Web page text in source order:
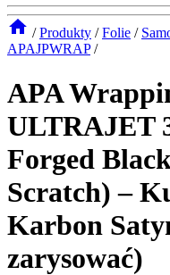
/ Produkty / Folie /
APAJPWRAP /
APA
ULTRAJET
Forged
Scratch) –
Karbon
zarysować)